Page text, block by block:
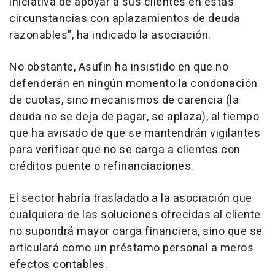
circunstancias con aplazamientos de deuda
razonables", ha indicado la asociación.
No obstante, Asufin ha insistido en que no
defenderán en ningún momento la condonación
de cuotas, sino mecanismos de carencia (la
deuda no se deja de pagar, se aplaza), al tiempo
que ha avisado de que se mantendrán vigilantes
para verificar que no se carga a clientes con
créditos puente o refinanciaciones.
El sector habría trasladado a la asociación que
cualquiera de las soluciones ofrecidas al cliente
no supondrá mayor carga financiera, sino que se
articulará como un préstamo personal a meros
efectos contables.